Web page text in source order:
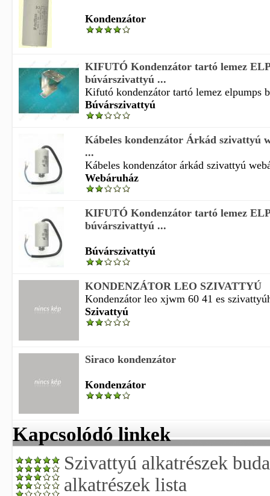
Kondenzátor
KIFUTÓ Kondenzátor tartó lemez
búvárszivattyú ...
Kifutó kondenzátor tartó lemez elpumps
Búvárszivattyú
Kábeles kondenzátor Árkád szivattyú
...
Kábeles kondenzátor árkád szivattyú
Webáruház
KIFUTÓ Kondenzátor tartó lemez
búvárszivattyú ...
Búvárszivattyú
KONDENZÁTOR LEO SZIVATTYÚ
Kondenzátor leo xjwm 60 41 es
Szivattyú
Siraco kondenzátor
Kondenzátor
Kapcsolódó linkek
Szivattyú alkatrészek
alkatrészek lista